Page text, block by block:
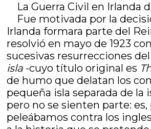
La Guerra Civil en Irlanda
Fue motivada por la
Irlanda formara parte del
resolvió en mayo de 1923
sucesivas resurrecciones
isla -cuyo título original es
de humo que delatan los
pequeña isla separada de la
pero no se sienten parte:
peleábamos contra los